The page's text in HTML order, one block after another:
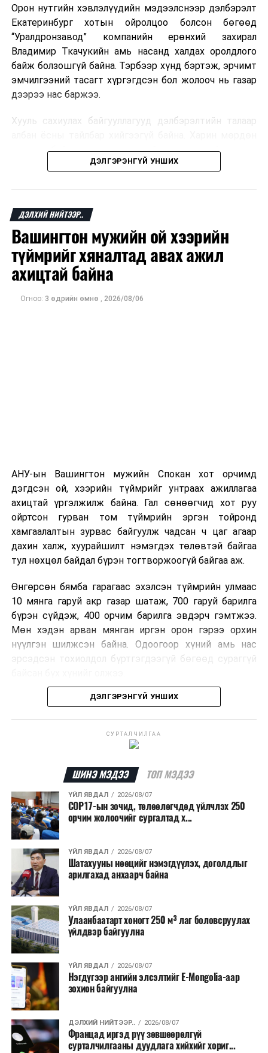
Мароккогийн хөдөлмөр эрхлэлтийн сайд мэдэгджээ.
Орон нутгийн хэвлэлүүдийн мэдээлснээр дэлбэрэлт
Екатеринбург хотын ойролцоо болсон бөгөөд
“Уралдронзавод” компанийн ерөнхий захирал
Владимир Ткачукийн амь насанд халдах оролдлого
байж болзошгүй байна. Тэрбээр хүнд бэртэж, эрчимт
эмчилгээний тасагт хүргэгдсэн бол жолооч нь газар
дээрээ нас баржээ.
Хууль сахиулах байгууллагууд дэлбэрэлтийн талаар
шалгах байгууллага олон нийтэд аюултай аргаар
хүний амь насанд халдахыг завдсан гэх үндэслэлээр
мэдээлжээ.
“Уралдронзавод” компани 2023 онд Екатеринбург
хотод байгуулагдсан бөгөөд нисгэгчгүй нисэх
төхөөрөмж үйлдвэрлэдэг аж. Тус компанийн 2025
оны орлого 6.2 тэрбум рубль, цэвэр ашиг нь 1.9
тэрбум рубльд хүрсэн гэж РБК мэдээлсэн байна.
Одоогоор дэлбэрэлтийн шалтгаан, хэрэгт холбоотой
ДЭЛГЭРЭНГҮЙ УНШИХ
ДЭЛХИЙ НИЙТЭЭР..
Вашингтон мужийн ой хээрийн
түймрийг хяналтад авах ажил
ахицтай байна
Огноо: 3 өдрийн өмнө , 2026/08/06
АНУ-ын Вашингтон мужийн Спокан хот орчимд
дэгдсэн ой, хээрийн түймрийг унтраах ажиллагаа
ахицтай үргэлжилж байна. Гал сөнөөгчид хот руу
ойртсон гурван том түймрийн эргэн тойронд
хамгаалалтын зурвас байгуулж чадсан ч цаг агаар
дахин халж, хуурайшилт нэмэгдэх төлөвтэй байгаа
тул нөхцөл байдал бүрэн тогтворжоогүй байгаа аж.
Өнгөрсөн бямба гарагаас эхэлсэн түймрийн улмаас
10 мянга гаруй акр газар шатаж, 700 гаруй барилга
бүрэн сүйдэж, 400 орчим барилга эвдэрч гэмтжээ.
Мөн хэдэн арван мянган иргэн орон гэрээ орхин
нүүлгэн шилжсэн байна. Одоогоор хүний амь нас
эрсэдсэн тохиолдол бүртгэгдээгүй бөгөөд сураггүй
Албаныхны мэдээлснээр түймрийн нэг голомтыг
шатаасан гэх үндэслэлээр эрүүгийн хэрэг үүсгэн
шалтгааныг үргэлжлүүлэн тогтоож байгаа бөгөөд
аянгын улмаас үүсээгүй гэж үзэж байгаа аж.
Одоогоор АНУ даяар 13 мужид 90 гаруй томоохон ой,
хээрийн түймэр идэвхтэй үргэлжилж байгаагийн
талаас илүү нь Орегон болон Вашингтон мужид
бүртгэгдсэн байна. Цаг уурын байгууллагууд ойрын
өдрүүдэд агаарын температур дахин огцом
нэмэгдэж, хуурайшилт эрчимжих төлөвтэй байгааг
анхааруулсан бөгөөд энэ нь гал унтраах ажиллагаанд
шинэ сорилт учруулж болзошгүйг онцолжээ.
ДЭЛГЭРЭНГҮЙ УНШИХ
СУРТАЛЧИЛГАА
ШИНЭ МЭДЭЭ ТОП МЭДЭЭ
ҮЙЛ ЯВДАЛ 2026/08/07
COP17-ын зочид, төлөөлөгчдөд үйлчлэх 250
орчим жолоочийг сургалтад х...
ҮЙЛ ЯВДАЛ 2026/08/07
Шатахууны нөөцийг нэмэгдүүлэх, доголдлыг
арилгахад анхаарч байна
ҮЙЛ ЯВДАЛ 2026/08/07
Улаанбаатарт хоногт 250 м³ лаг боловсруулах
үйлдвэр байгуулна
ҮЙЛ ЯВДАЛ 2026/08/07
Нэгдүгээр ангийн элсэлтийг E-Mongolia-аар
зохион байгуулна
ДЭЛХИЙ НИЙТЭЭР.. 2026/08/07
Францад иргэд рүү зөвшөөрөлгүй
сурталчилгааны дуудлага хийхийг хориг...